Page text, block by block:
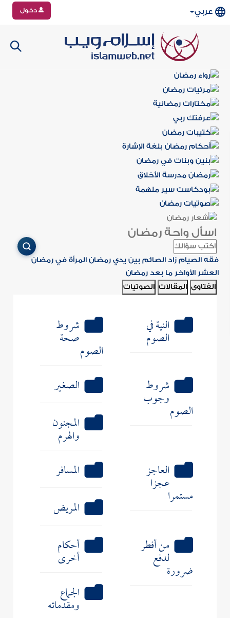
عربي دخول
اسأل واحة رمضان
فقه الصيام زاد الصائم بين يدي رمضان المرأة في رمضان
العشر الأواخر ما بعد رمضان
الفتاوى المقالات الصوتيات
النية في
الصوم
شروط
صحة
الصوم
شروط
وجوب
الصوم
الصغير
المجنون
والهرم
العاجز
عجزا
مستمرا
المسافر
المريض
من أفطر
لدفع
ضرورة
أحكام
أخرى
الجماع
ومقدماته